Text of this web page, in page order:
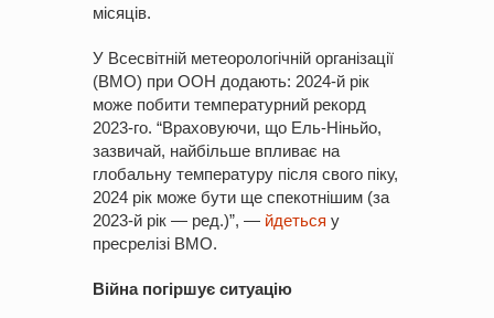
місяців.
У Всесвітній метеорологічній організації
(ВМО) при ООН додають: 2024-й рік
може побити температурний рекорд
2023-го. “Враховуючи, що Ель-Ніньйо,
зазвичай, найбільше впливає на
глобальну температуру після свого піку,
2024 рік може бути ще спекотнішим (за
2023-й рік — ред.)”, — йдеться у
пресрелізі ВМО.
Війна погіршує ситуацію